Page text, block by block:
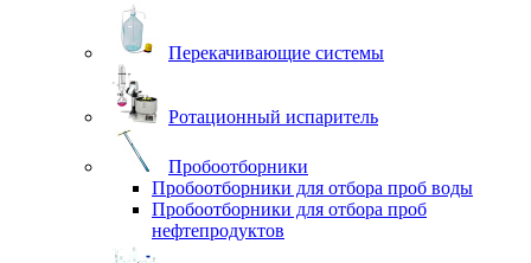
Перекачивающие системы
Ротационный испаритель
Пробоотборники
Пробоотборники для отбора проб воды
Пробоотборники для отбора проб
нефтепродуктов